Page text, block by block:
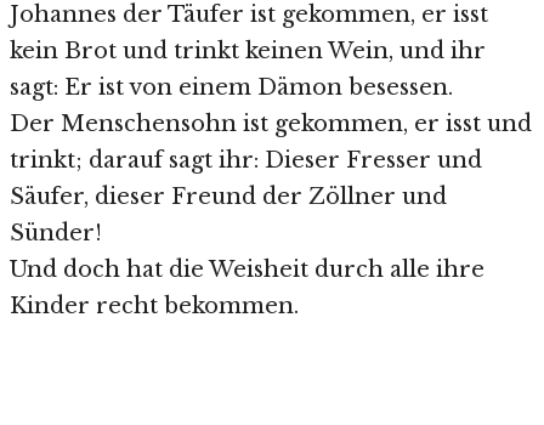
Johannes der Täufer ist gekommen, er isst
kein Brot und trinkt keinen Wein, und ihr
sagt: Er ist von einem Dämon besessen.
Der Menschensohn ist gekommen, er isst und
trinkt; darauf sagt ihr: Dieser Fresser und
Säufer, dieser Freund der Zöllner und
Sünder!
Und doch hat die Weisheit durch alle ihre
Kinder recht bekommen.